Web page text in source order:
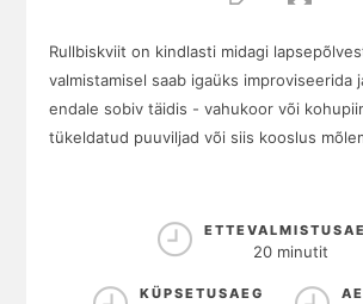
Rullbiskviit on kindlasti midagi
valmistamisel saab igaüks improviseerida
endale sobiv täidis - vahukoor või
tükeldatud puuviljad või siis kooslus
20 minutit
KÜPSETUSAEG